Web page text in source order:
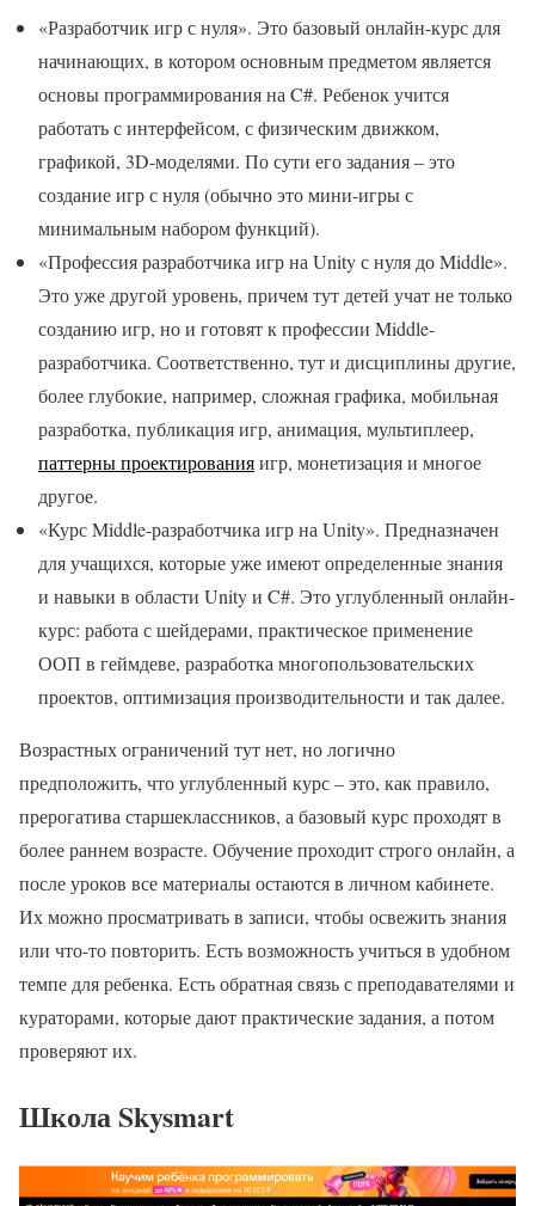
«Разработчик игр с нуля». Это базовый онлайн-курс для
начинающих, в котором основным предметом является
основы программирования на C#. Ребенок учится
работать с интерфейсом, с физическим движком,
графикой, 3D-моделями. По сути его задания – это
создание игр с нуля (обычно это мини-игры с
минимальным набором функций).
«Профессия разработчика игр на Unity с нуля до Middle».
Это уже другой уровень, причем тут детей учат не только
созданию игр, но и готовят к профессии Middle-
разработчика. Соответственно, тут и дисциплины другие,
более глубокие, например, сложная графика, мобильная
разработка, публикация игр, анимация, мультиплеер,
паттерны проектированияигр, монетизация и многое
другое.
«Курс Middle-разработчика игр на Unity». Предназначен
для учащихся, которые уже имеют определенные знания
и навыки в области Unity и C#. Это углубленный онлайн-
курс: работа с шейдерами, практическое применение
ООП в геймдеве, разработка многопользовательских
проектов, оптимизация производительности и так далее.
Возрастных ограничений тут нет, но логично
предположить, что углубленный курс – это, как правило,
прерогатива старшеклассников, а базовый курс проходят в
более раннем возрасте. Обучение проходит строго онлайн, а
после уроков все материалы остаются в личном кабинете.
Их можно просматривать в записи, чтобы освежить знания
или что-то повторить. Есть возможность учиться в удобном
темпе для ребенка. Есть обратная связь с преподавателями и
кураторами, которые дают практические задания, а потом
проверяют их.
Школа Skysmart